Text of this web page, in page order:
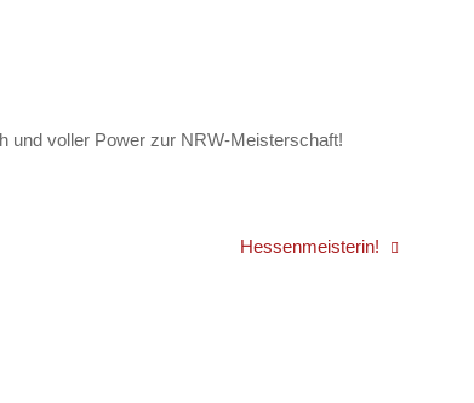
und voller Power zur NRW-Meisterschaft!
Hessenmeisterin!